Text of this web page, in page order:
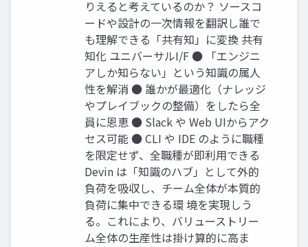
りえると考えているのか？ ソースコ
ードや設計の一次情報を翻訳し誰で
も理解できる「共有知」に変換 共有
知化 ユニバーサルI/F ● 「エンジニ
アしか知らない」という知識の属人
性を解消 ● 誰かが最適化（ナレッジ
やプレイブックの整備）をしたら全
員に恩恵 ● Slack や Web UIからアク
セス可能 ● CLI や IDE のように職種
を限定せず、全職種が即利用できる
Devin は「知識のハブ」として外的
負荷を吸収し、チーム全体が本質的
負荷に集中できる環 境を実現しう
る。これにより、バリューストリー
ム全体の生産性は掛け算的に高ま